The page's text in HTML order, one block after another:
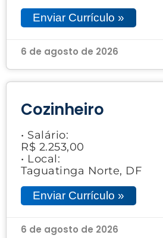
Enviar Currículo »
6 de agosto de 2026
Cozinheiro
• Salário:
R$ 2.253,00
• Local:
Taguatinga Norte, DF
Enviar Currículo »
6 de agosto de 2026